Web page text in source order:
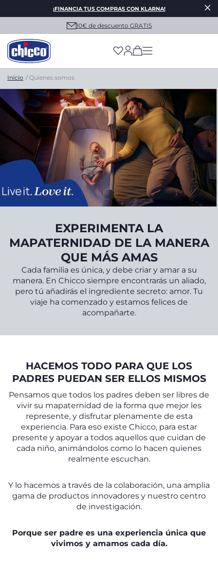
¡FINANCIA TUS COMPRAS CON KLARNA!
10€ de descuento GRATIS
(has more options
Inicio Quienes somos
EXPERIMENTA LA
MAPATERNIDAD DE LA MANERA
QUE MÁS AMAS
Cada familia es única, y debe criar y amar a su
manera. En Chicco siempre encontrarás un aliado,
pero tú añadirás el ingrediente secreto: amor. Tu
viaje ha comenzado y estamos felices de
acompañarte.
HACEMOS TODO PARA QUE LOS
PADRES PUEDAN SER ELLOS MISMOS
Pensamos que todos los padres deben ser libres de
vivir su mapaternidad de la forma que mejor les
represente, y disfrutar plenamente de esta
experiencia. Para eso existe Chicco, para estar
presente y apoyar a todos aquellos que cuidan de
cada niño, animándolos como lo hacen quienes
realmente escuchan.
Y lo hacemos a través de la colaboración, una amplia
gama de productos innovadores y nuestro centro
de investigación.
Porque ser padre es una experiencia única que
vivimos y amamos cada día.